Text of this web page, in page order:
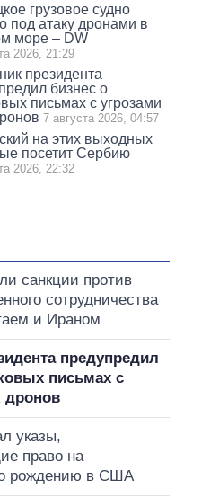
грузовое судно
под атаку дронами в
море – DW
2026, 21:29
президента
бизнес о
письмах с угрозами
7 августа 2026, 04:57
на этих выходных
посетит Сербию
2026, 22:32
санкции против
сотрудничества
и Ираном
предупредил
письмах с
дронов
указы,
право на
рождению в США